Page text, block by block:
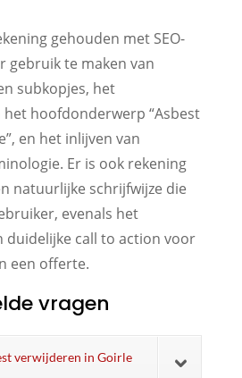
gehouden met SEO-
gebruik te maken van
subkopjes, het
hoofdonderwerp “Asbest
en het inlijven van
Er is ook rekening
natuurlijke schrijfwijze die
evenals het
duidelijke call to action voor
een offerte.
vragen
verwijderen in Goirle